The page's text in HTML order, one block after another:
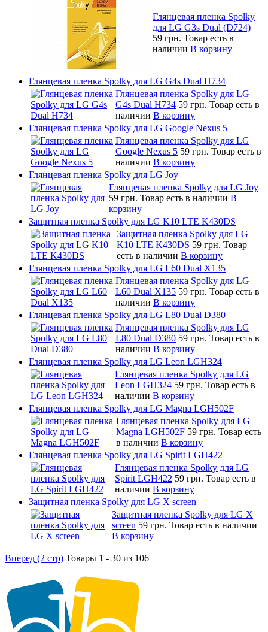
Глянцевая пленка Spolky
для LG G3s Dual (D724)
59 грн. Товар есть в
наличии В корзину
Глянцевая пленка Spolky для LG G4s Dual H734
Глянцевая пленка Spolky для LG
G4s Dual H734 59 грн. Товар есть в
наличии В корзину
Глянцевая пленка Spolky для LG Google Nexus 5
Глянцевая пленка Spolky для LG
Google Nexus 5 59 грн. Товар есть в
наличии В корзину
Глянцевая пленка Spolky для LG Joy
Глянцевая пленка Spolky для LG Joy
59 грн. Товар есть в наличии В
корзину
Защитная пленка Spolky для LG K10 LTE K430DS
Защитная пленка Spolky для LG
K10 LTE K430DS 59 грн. Товар
есть в наличии В корзину
Глянцевая пленка Spolky для LG L60 Dual X135
Глянцевая пленка Spolky для LG
L60 Dual X135 59 грн. Товар есть в
наличии В корзину
Глянцевая пленка Spolky для LG L80 Dual D380
Глянцевая пленка Spolky для LG
L80 Dual D380 59 грн. Товар есть в
наличии В корзину
Глянцевая пленка Spolky для LG Leon LGH324
Глянцевая пленка Spolky для LG
Leon LGH324 59 грн. Товар есть в
наличии В корзину
Глянцевая пленка Spolky для LG Magna LGH502F
Глянцевая пленка Spolky для LG
Magna LGH502F 59 грн. Товар есть
в наличии В корзину
Глянцевая пленка Spolky для LG Spirit LGH422
Глянцевая пленка Spolky для LG
Spirit LGH422 59 грн. Товар есть в
наличии В корзину
Защитная пленка Spolky для LG X screen
Защитная пленка Spolky для LG X
screen 59 грн. Товар есть в наличии
В корзину
Вперед (2 стр) Товары 1 - 30 из 106